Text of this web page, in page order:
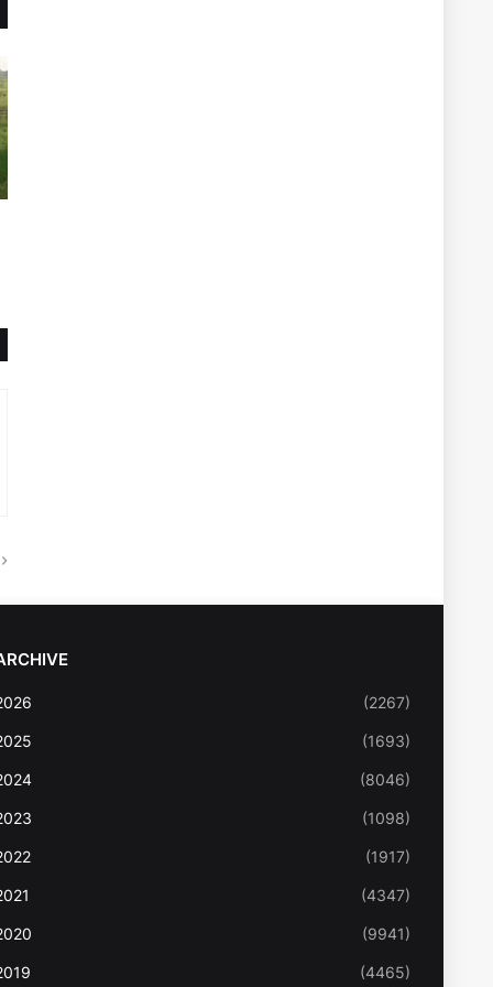
(2267)
(1693)
(8046)
(1098)
(1917)
(4347)
(9941)
(4465)